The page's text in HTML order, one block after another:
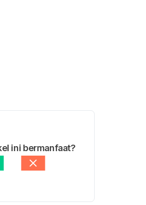
ini bermanfaat?